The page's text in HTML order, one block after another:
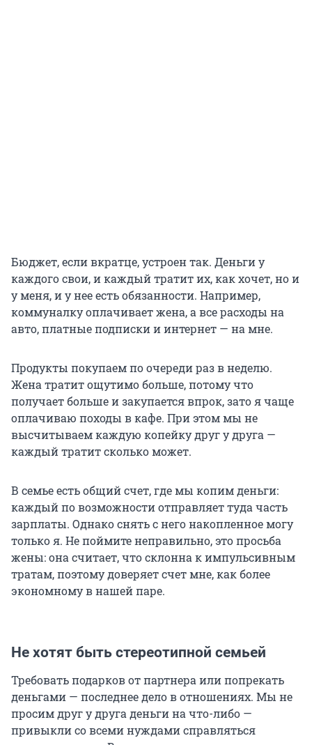
Бюджет, если вкратце, устроен так. Деньги у
каждого свои, и каждый тратит их, как хочет, но и
у меня, и у нее есть обязанности. Например,
коммуналку оплачивает жена, а все расходы на
авто, платные подписки и интернет — на мне.
Продукты покупаем по очереди раз в неделю.
Жена тратит ощутимо больше, потому что
получает больше и закупается впрок, зато я чаще
оплачиваю походы в кафе. При этом мы не
высчитываем каждую копейку друг у друга —
каждый тратит сколько может.
В семье есть общий счет, где мы копим деньги:
каждый по возможности отправляет туда часть
зарплаты. Однако снять с него накопленное могу
только я. Не поймите неправильно, это просьба
жены: она считает, что склонна к импульсивным
тратам, поэтому доверяет счет мне, как более
экономному в нашей паре.
Не хотят быть стереотипной семьей
Требовать подарков от партнера или попрекать
деньгами — последнее дело в отношениях. Мы не
просим друг у друга деньги на что-либо —
привыкли со всеми нуждами справляться